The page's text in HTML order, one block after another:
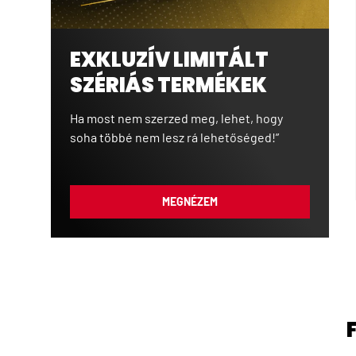
EXKLUZÍV LIMITÁLT
SZÉRIÁS TERMÉKEK
Ha most nem szerzed meg, lehet, hogy
soha többé nem lesz rá lehetőséged!”
MEGNÉZEM